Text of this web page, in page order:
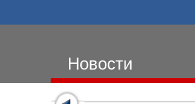
Новости